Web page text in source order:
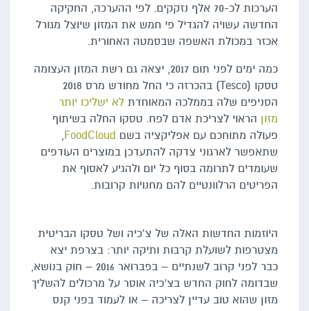
הערכות לכ-70 אלף נזקקים. לפי ההערכה, החקיקה
החדשה עשויה להגדיל פי חמש את המזון שיוצל מגורל
אכזר במכולת האשפה שבסמטה האחורית.
כמה ימים לפני תום 2017, יצאה גם רשת המזון העצומה
טסקו (Tesco) בהכרזה כי החל מחודש מרס 2018
הסניפים שלה בממלכה המאוחדת לא ישליכו יותר
מזון הראוי לצריכת אדם לפח. טסקו החלה בשיתוף
פעולה מתוחכם עם אפליקציה בשם FoodCloud
,
שתאפשר לארגוני צדקה להתעדכן במוצרים העודפים
שעומדים לתרומה בסוף כל יום ולהגיע לאסוף את
הפריטים הרלוונטיים להם מחנויות קרובות.
היוזמות החדשות האלה של צ'כיה ושל טסקו הבריטית
מצטרפות לשועלת קרבות ותיקה יותר: בצרפת יצא
כבר לפני קרוב לשנתיים – בפברואר 2016 – חוק בנושא,
שבדומה לחוק החדש בצ'כיה אוסר על מרכולים להשליך
מזון שהוא טוב עדיין לצריכה – או לעמוד בפני קנס